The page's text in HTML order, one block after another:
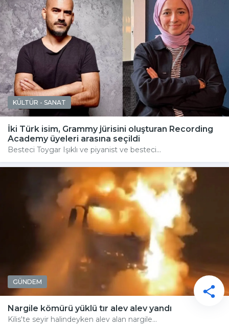
KÜLTÜR - SANAT
İki Türk isim, Grammy jürisini oluşturan Recording
Academy üyeleri arasına seçildi
Besteci Toygar Işıklı ve piyanist ve besteci...
GÜNDEM
Nargile kömürü yüklü tır alev alev yandı
Kilis'te seyir halindeyken alev alan nargile...